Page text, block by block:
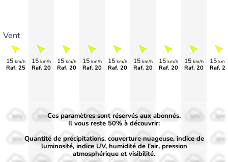
Vent
15 km/h
Raf. 25
15 km/h
Raf. 20
15 km/h
Raf. 20
15 km/h
Raf. 20
15 km/h
Raf. 20
15 km/h
Raf. 20
15 km/h
Raf. 20
15 km/h
Raf. 20
15 km/
Raf.
50%
30%
50%
30%
50%
30%
50%
30%
50%
30%
50%
30%
50%
30% 30% 30%
Ces paramètres sont réservés aux abonnés.
Il vous reste 50% à découvrir:
Quantité de précipitations, couverture nuageuse, indice de
luminosité, indice UV, humidité de l'air, pression
atmosphérique et visibilité.